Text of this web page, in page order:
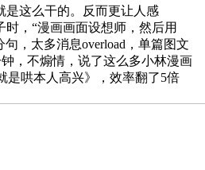
是这么干的。反而更让人感
时，“漫画画面设想师，然后用
，太多消息overload，单篇图文
，不煽情，说了这么多小林漫画
是哄本人高兴》，效率翻了5倍